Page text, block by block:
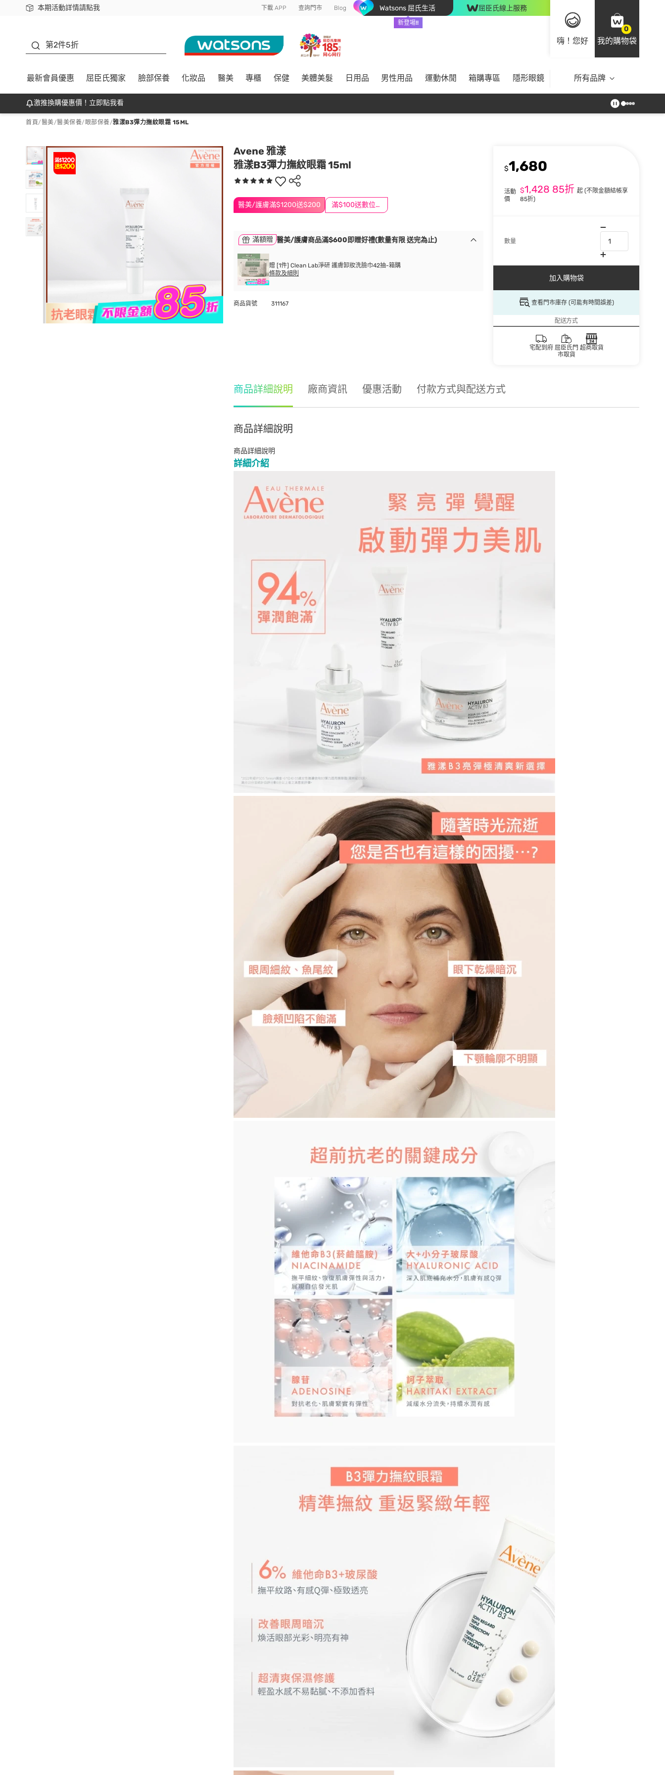
本期活動詳情請點我
下載app最高回饋$350 下載 APP 查詢門市 Blog Watsons 屈氏生活
新登場!!
屈臣氏線上服務
嗨！您好
0
我的購物袋
第2件5折
最新會員優惠 屈臣氏獨家 臉部保養 化妝品 醫美 專櫃 保健 美體美髮 日用品 男性用品 運動休閒 箱購專區 隱形眼鏡 所有品牌
激推換購優惠價！立即點我看
首頁/醫美/醫美保養/ 眼部保養/雅漾B3彈力撫紋眼霜 15ML
Avene 雅漾
雅漾B3彈力撫紋眼霜 15ml
醫美/護膚滿$1200送$200 滿$100送數位印花
$1,680
活動
價
$1,428 85折 起 (不限金額結帳享
85折)
數量
加入購物袋
查看門市庫存 (可能有時間誤差)
配送方式
宅配到府 屈臣氏門
市取貨
超商取貨
滿額贈 醫美/護膚商品滿$600即贈好禮(數量有限 送完為止)
贈 [1件] Clean Lab淨研 護膚卸妝洗臉巾42抽-箱購
條款及細則
商品貨號 311167
商品詳細說明 廠商資訊 優惠活動 付款方式與配送方式
商品詳細說明
商品詳細說明
詳細介紹